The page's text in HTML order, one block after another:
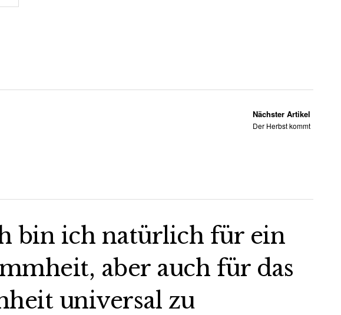
Nächster Artikel
Der Herbst kommt
bin ich natürlich für ein
aber auch für das
universal zu